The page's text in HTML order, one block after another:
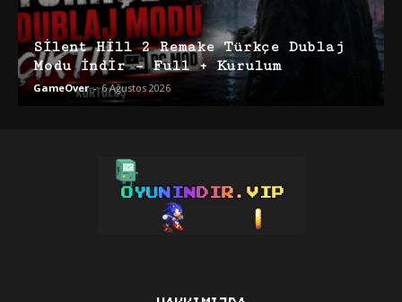
Silent Hill 2 Remake Türkçe Dublaj
Modu İndir – Full + Kurulum
GameOver - 6 Ağustos 2026